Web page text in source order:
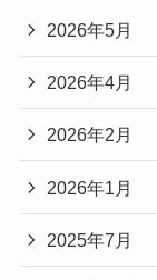
2026年5月
2026年4月
2026年2月
2026年1月
2025年7月